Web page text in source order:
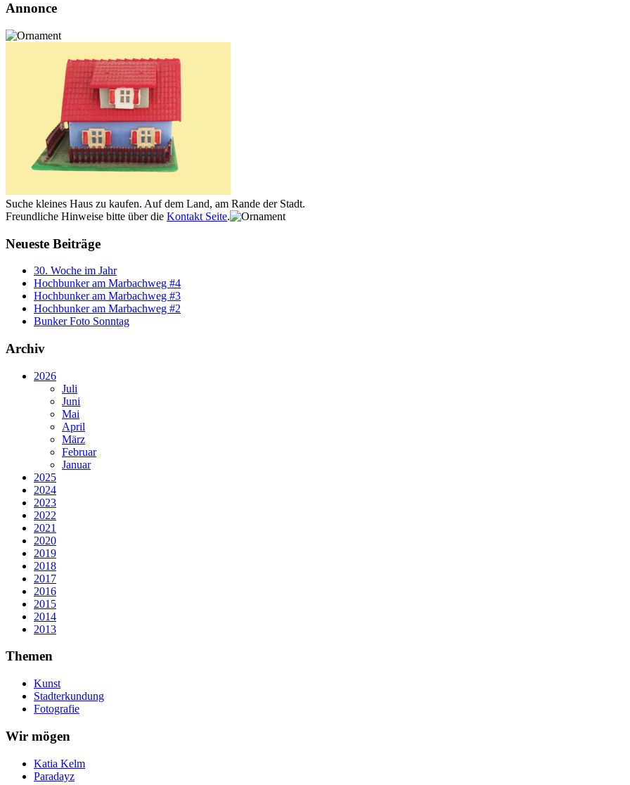
Annonce
Suche kleines Haus zu kaufen. Auf dem Land, am Rande der Stadt.
Freundliche Hinweise bitte über die Kontakt Seite.
Neueste Beiträge
30. Woche im Jahr
Hochbunker am Marbachweg #4
Hochbunker am Marbachweg #3
Hochbunker am Marbachweg #2
Bunker Foto Sonntag
Archiv
2026
Juli
Juni
Mai
April
März
Februar
Januar
2025
2024
2023
2022
2021
2020
2019
2018
2017
2016
2015
2014
2013
Themen
Kunst
Stadterkundung
Fotografie
Wir mögen
Katia Kelm
Paradayz